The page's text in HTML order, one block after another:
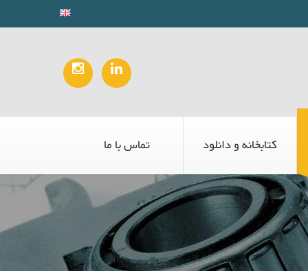
کتابخانه و دانلود تماس با ما